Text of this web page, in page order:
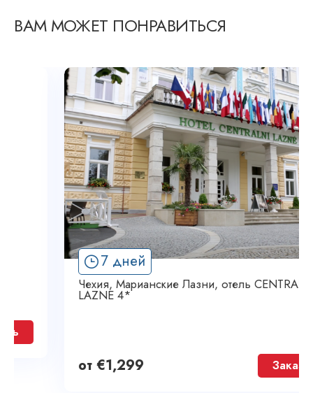
ВАМ МОЖЕТ ПОНРАВИТЬСЯ
7 дней
Чехия, Марианские Лазни, отель CENTRALNE
LAZNE 4*
1,299